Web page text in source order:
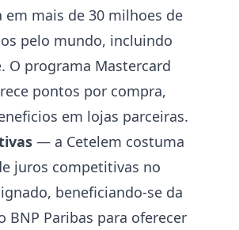
em mais de 30 milhoes de
pelo mundo, incluindo
O programa Mastercard
pontos por compra,
em lojas parceiras.
— a Cetelem costuma
juros competitivas no
beneficiando-se da
BNP Paribas para oferecer